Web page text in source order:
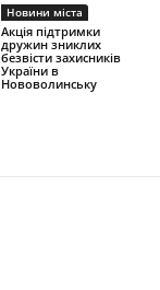
Новини міста
Акція підтримки
дружин зниклих
безвісти захисників
України в
Нововолинську